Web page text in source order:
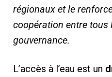
régionaux et le
coopération entre tous
gouvernance.
L’accès à l’eau est un